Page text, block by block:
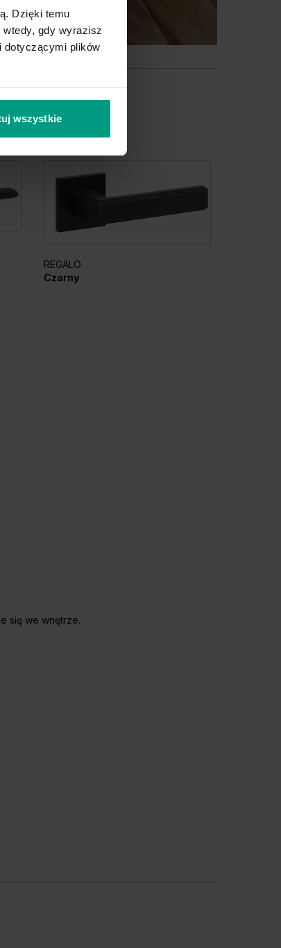
Dzięki temu
wtedy, gdy wyrazisz
dotyczącymi plików
wszystkie
REGALO
Czarny
się we wnętrze.